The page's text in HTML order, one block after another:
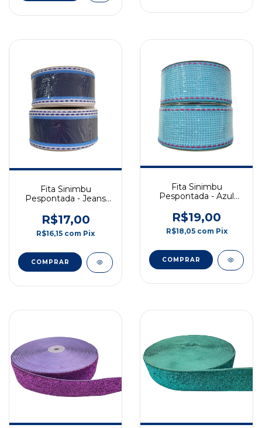
Fita Sinimbu
Pespontada - Jeans
Branco - 38mm - 10m
- COD: 1786/38-01
R$17,00
R$16,15 com Pix
Fita Sinimbu
Pespontada - Azul
- COD: 1809/38-04
R$19,00
R$18,05 com Pix